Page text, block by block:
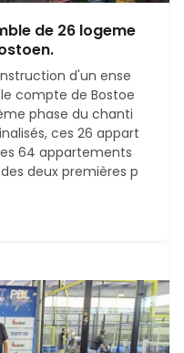
de 26 logeme
d'un ense
compte de Bostoe
phase du chanti
ces 26 appart
64 appartements
deux premières p